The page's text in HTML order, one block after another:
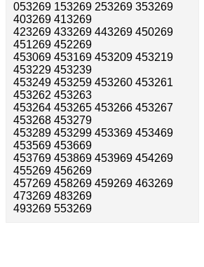
053269 153269 253269 353269
403269 413269
423269 433269 443269 450269
451269 452269
453069 453169 453209 453219
453229 453239
453249 453259 453260 453261
453262 453263
453264 453265 453266 453267
453268 453279
453289 453299 453369 453469
453569 453669
453769 453869 453969 454269
455269 456269
457269 458269 459269 463269
473269 483269
493269 553269